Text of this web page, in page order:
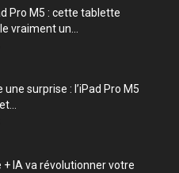
Pro M5 : cette tablette
vraiment un...
surprise : l’iPad Pro M5
IA va révolutionner votre